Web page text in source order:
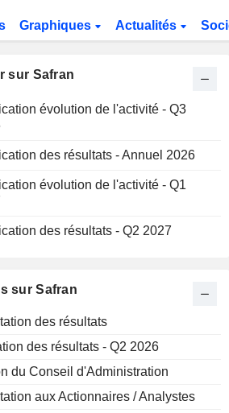
Graphiques Actualités
sur Safran
évolution de l'activité - Q3
des résultats - Annuel 2026
évolution de l'activité - Q1
des résultats - Q2 2027
sur Safran
des résultats
des résultats - Q2 2026
du Conseil d'Administration
aux Actionnaires / Analystes